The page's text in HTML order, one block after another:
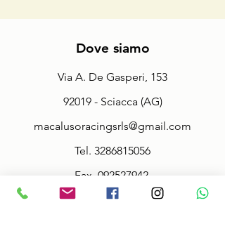
Dove siamo
Via A. De Gasperi, 153
92019 - Sciacca (AG)
macalusoracingsrls@gmail.com
Tel. 3286815056
Fax. 092527942
Partita Iva:02914000845